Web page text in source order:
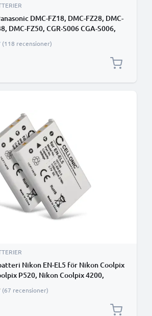
DMC-FZ18, DMC-FZ28, DMC-
DMC-FZ50, CGR-S006 CGA-S006,
7.4V) från CELLONIC
(118 recensioner)
Nikon EN-EL5 för Nikon Coolpix
P520, Nikon Coolpix 4200,
Nikon Coolpix P500 mfl. - Två
med hög kapacitet 1180mAh
(67 recensioner)